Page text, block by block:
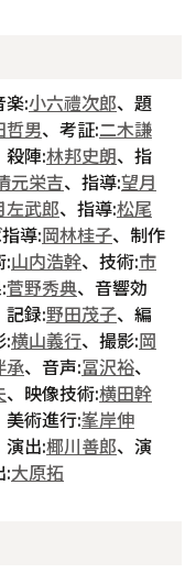
楽:小六禮次郎、題
哲男、考証:二木謙
殺陣:林邦史朗、指
元栄吉、指導:望月
左武郎、指導:松尾
導:岡林桂子、制作
:山内浩幹、技術:市
菅野秀典、音響効
記録:野田茂子、編
:横山義行、撮影:岡
承、音声:冨沢裕、
、映像技術:横田幹
美術進行:峯岸伸
演出:椰川善郎、演
:大原拓